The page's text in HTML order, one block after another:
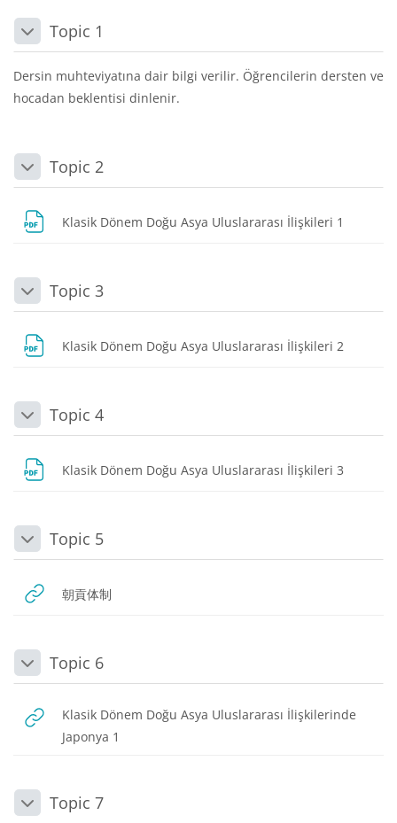
DaraltTopic 1
Dersin muhteviyatına dair bilgi verilir. Öğrencilerin dersten ve
hocadan beklentisi dinlenir.
DaraltTopic 2
Klasik Dönem Doğu Asya Uluslararası İlişkileri 1
DaraltTopic 3
Klasik Dönem Doğu Asya Uluslararası İlişkileri 2
DaraltTopic 4
Klasik Dönem Doğu Asya Uluslararası İlişkileri 3
DaraltTopic 5
朝貢体制
DaraltTopic 6
Klasik Dönem Doğu Asya Uluslararası İlişkilerinde
Japonya 1
DaraltTopic 7